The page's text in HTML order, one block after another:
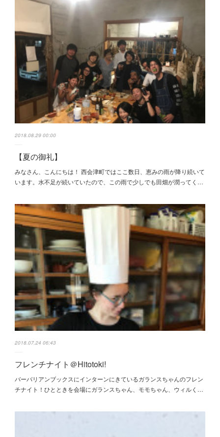
2018.08.29 00:00
【夏の御礼】
みなさん、こんにちは！ 西会津町ではここ数日、恵みの雨が降り続いて
います。水不足が続いていたので、この雨で少しでも田畑が潤ってく…
2018.07.24 06:43
フレンチナイト＠Hitotoki!
バーバリアンブックスにインターンにきているガランスちゃんのフレン
チナイト！ひとときを会場にガランスちゃん、モモちゃん、ウィルく…